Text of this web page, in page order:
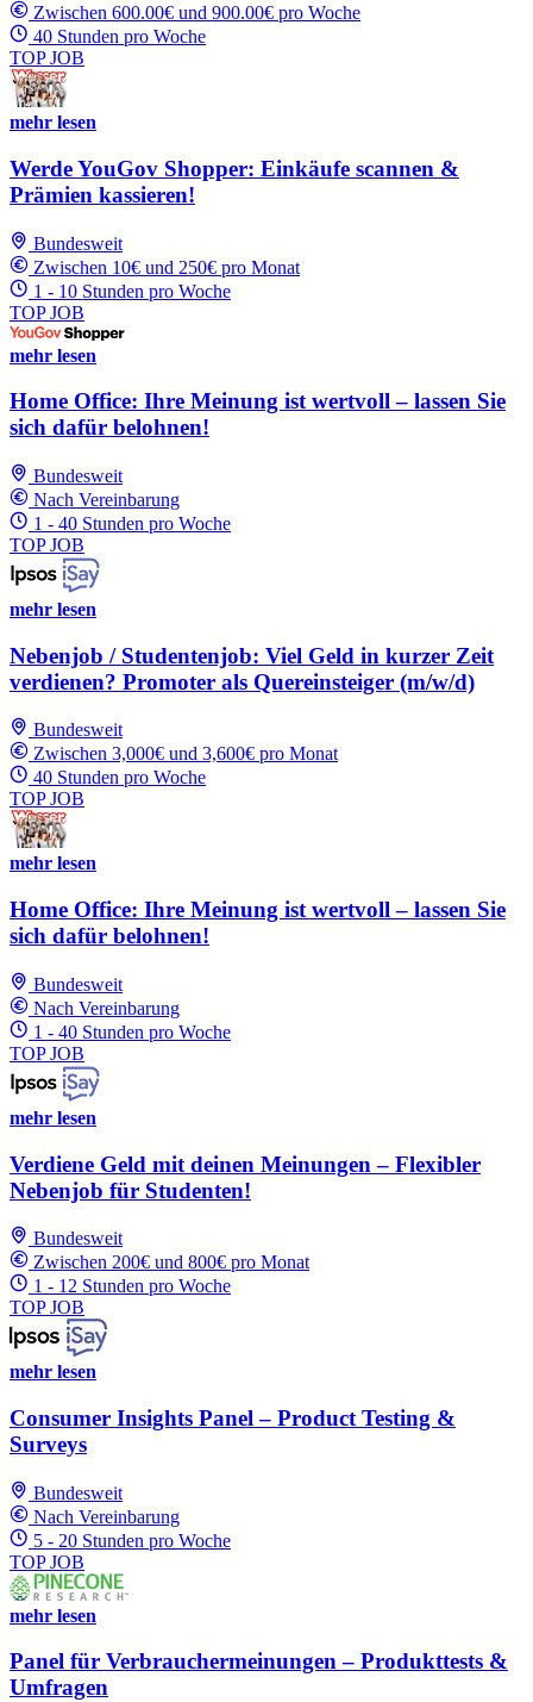
Zwischen 600.00€ und 900.00€ pro Woche
40 Stunden pro Woche
TOP JOB
mehr lesen
Werde YouGov Shopper: Einkäufe scannen &
Prämien kassieren!
Bundesweit
Zwischen 10€ und 250€ pro Monat
1 - 10 Stunden pro Woche
TOP JOB
mehr lesen
Home Office: Ihre Meinung ist wertvoll – lassen Sie
sich dafür belohnen!
Bundesweit
Nach Vereinbarung
1 - 40 Stunden pro Woche
TOP JOB
mehr lesen
Nebenjob / Studentenjob: Viel Geld in kurzer Zeit
verdienen? Promoter als Quereinsteiger (m/w/d)
Bundesweit
Zwischen 3,000€ und 3,600€ pro Monat
40 Stunden pro Woche
TOP JOB
mehr lesen
Home Office: Ihre Meinung ist wertvoll – lassen Sie
sich dafür belohnen!
Bundesweit
Nach Vereinbarung
1 - 40 Stunden pro Woche
TOP JOB
mehr lesen
Verdiene Geld mit deinen Meinungen – Flexibler
Nebenjob für Studenten!
Bundesweit
Zwischen 200€ und 800€ pro Monat
1 - 12 Stunden pro Woche
TOP JOB
mehr lesen
Consumer Insights Panel – Product Testing &
Surveys
Bundesweit
Nach Vereinbarung
5 - 20 Stunden pro Woche
TOP JOB
mehr lesen
Panel für Verbrauchermeinungen – Produkttests &
Umfragen